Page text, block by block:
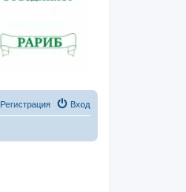
Вход
Регистрация